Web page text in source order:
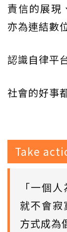
責信的展現
亦為連結數
認識自律平
社會的好事
Take
「一個
就不會
方式成為